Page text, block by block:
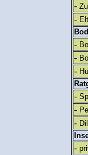
-
-
-
-
-
-
-
-
-